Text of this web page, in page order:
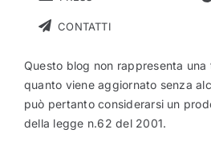
CONTATTI
Questo blog non rappresenta
quanto viene aggiornato senza
può pertanto considerarsi un
della legge n.62 del 2001.